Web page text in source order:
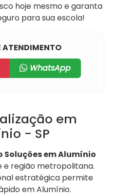
hoje mesmo e garanta
para sua escola!
ATENDIMENTO
WhatsApp
em
- SP
Soluções em Alumínio
e região metropolitana.
estratégica permite
em Alumínio.